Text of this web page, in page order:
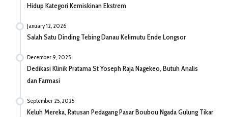
Hidup Kategori Kemiskinan Ekstrem
January 12, 2026
Salah Satu Dinding Tebing Danau Kelimutu Ende Longsor
December 9, 2025
Dedikasi Klinik Pratama St Yoseph Raja Nagekeo, Butuh Analis
dan Farmasi
September 25, 2025
Keluh Mereka, Ratusan Pedagang Pasar Boubou Ngada Gulung Tikar